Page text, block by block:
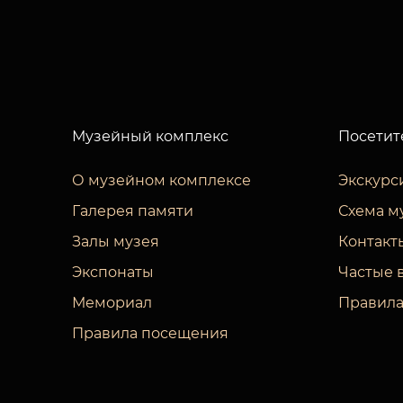
Музейный комплекс
О музейном комплексе
Галерея памяти
Залы музея
Экспонаты
Мемориал
Правила посещения
Схема
Частые